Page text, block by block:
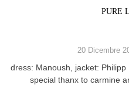
PURE
20 Dicembre
dress: Manoush, jacket:
special thanx to carmine